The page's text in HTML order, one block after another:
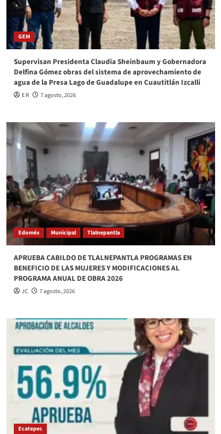
GEM
Supervisan Presidenta Claudia Sheinbaum y Gobernadora
Delfina Gómez obras del sistema de aprovechamiento de
agua de la Presa Lago de Guadalupe en Cuautitlán Izcalli
E R 7 agosto, 2026
Edoméx Municipal Tlalnepantla
APRUEBA CABILDO DE TLALNEPANTLA PROGRAMAS EN
BENEFICIO DE LAS MUJERES Y MODIFICACIONES AL
PROGRAMA ANUAL DE OBRA 2026
JC 7 agosto, 2026
Ecatepec